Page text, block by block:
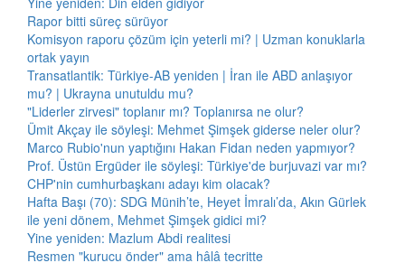
Rapor bitti süreç sürüyor
Komisyon raporu çözüm için yeterli mi? | Uzman konuklarla
ortak yayın
Transatlantik: Türkiye-AB yeniden | İran ile ABD anlaşıyor
mu? | Ukrayna unutuldu mu?
"Liderler zirvesi" toplanır mı? Toplanırsa ne olur?
Ümit Akçay ile söyleşi: Mehmet Şimşek giderse neler olur?
Marco Rubio'nun yaptığını Hakan Fidan neden yapmıyor?
Prof. Üstün Ergüder ile söyleşi: Türkiye'de burjuvazi var mı?
CHP'nin cumhurbaşkanı adayı kim olacak?
Hafta Başı (70): SDG Münih’te, Heyet İmralı’da, Akın Gürlek
ile yeni dönem, Mehmet Şimşek gidici mi?
Yine yeniden: Mazlum Abdi realitesi
Resmen "kurucu önder" ama hâlâ tecritte